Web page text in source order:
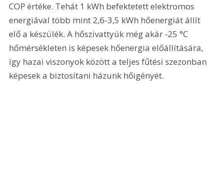
COP értéke. Tehát 1 kWh befektetett elektromos
energiával több mint 2,6-3,5 kWh hőenergiát állít
elő a készülék. A hőszivattyúk még akár -25 °C
hőmérsékleten is képesek hőenergia előállítására,
így hazai viszonyok között a teljes fűtési szezonban
képesek a biztosítani házunk hőigényét.